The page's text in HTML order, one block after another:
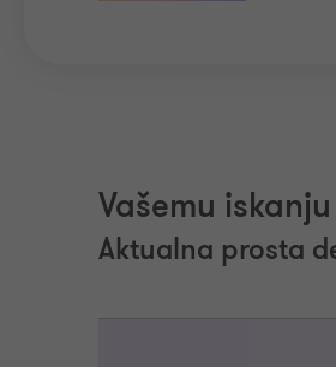
Vašemu
Aktualna prosta